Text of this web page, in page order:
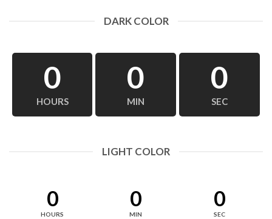
DARK COLOR
0
HOURS
0
MIN
0
SEC
LIGHT COLOR
0
HOURS
0
MIN
0
SEC